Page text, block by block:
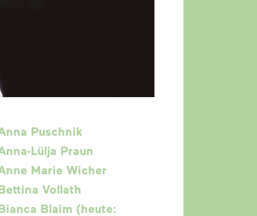
Puschnik
Lülja Praun
Marie Wicher
Vollath
Blaim (heute: